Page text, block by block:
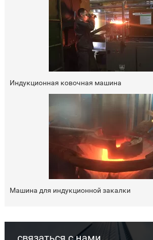
Индукционная ковочная машина
Машина для индукционной закалки